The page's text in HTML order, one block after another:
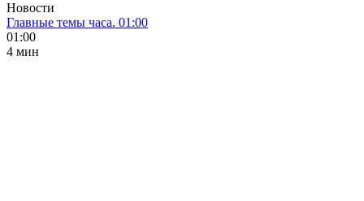
Новости
Главные темы часа. 01:00
01:00
4 мин